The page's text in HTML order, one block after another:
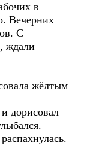
в
Вечерних
С
ждали
жёлтым
дорисовал